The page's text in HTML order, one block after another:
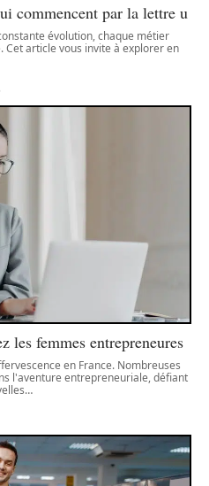
commencent par la lettre u
évolution, chaque métier
Cet article vous invite à explorer en
les femmes entrepreneures
en France. Nombreuses
l'aventure entrepreneuriale, défiant
…